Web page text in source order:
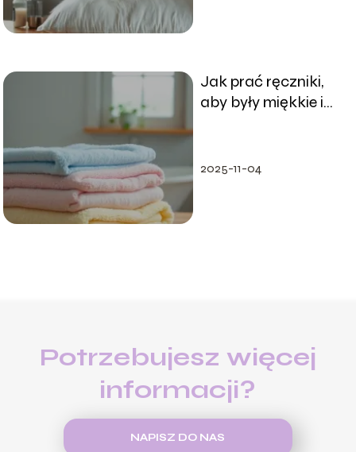
Jak prać ręczniki,
aby były miękkie i
2025-11-04
Potrzebujesz więcej
informacji?
NAPISZ DO NAS